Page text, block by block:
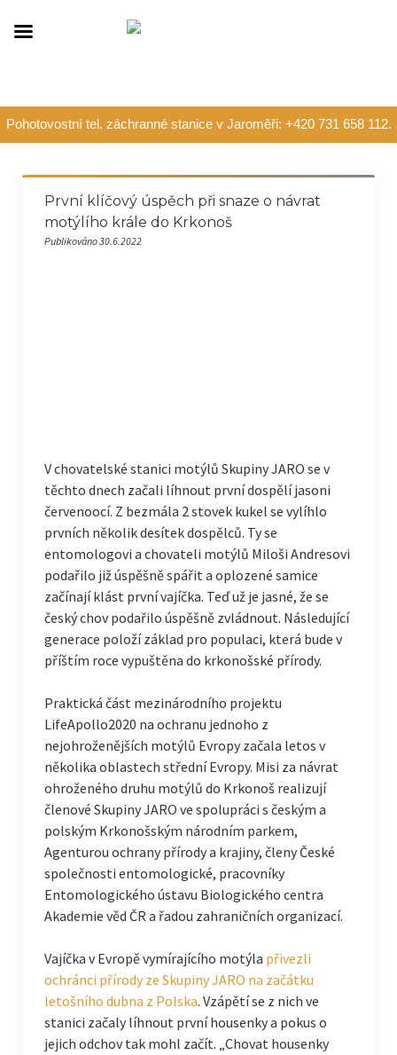
Pohotovostní tel. záchranné stanice v Jaroměři: +420 731 658 112.
První klíčový úspěch při snaze o návrat
motýlího krále do Krkonoš
Publikováno 30.6.2022
V chovatelské stanici motýlů Skupiny JARO se v
těchto dnech začali líhnout první dospělí jasoni
červenoocí. Z bezmála 2 stovek kukel se vylíhlo
prvních několik desítek dospělců. Ty se
entomologovi a chovateli motýlů Miloši Andresovi
podařilo již úspěšně spářit a oplozené samice
začínají klást první vajíčka. Teď už je jasné, že se
český chov podařilo úspěšně zvládnout. Následující
generace položí základ pro populaci, která bude v
příštím roce vypuštěna do krkonošské přírody.
Praktická část mezinárodního projektu
LifeApollo2020 na ochranu jednoho z
nejohroženějších motýlů Evropy začala letos v
několika oblastech střední Evropy. Misi za návrat
ohroženého druhu motýlů do Krkonoš realizují
členové Skupiny JARO ve spolupráci s českým a
polským Krkonošským národním parkem,
Agenturou ochrany přírody a krajiny, členy České
společnosti entomologické, pracovníky
Entomologického ústavu Biologického centra
Akademie věd ČR a řadou zahraničních organizací.
Vajíčka v Evropě vymírajícího motýla přivezli
ochránci přírody ze Skupiny JARO na začátku
letošního dubna z Polska. Vzápětí se z nich ve
stanici začaly líhnout první housenky a pokus o
jejich odchov tak mohl začít. „Chovat housenky